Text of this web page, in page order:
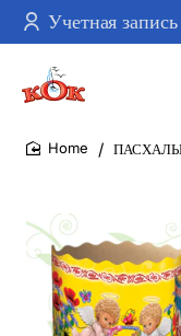
Учетная запись